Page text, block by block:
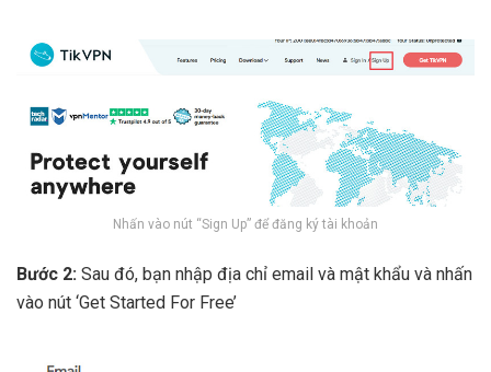
Nhấn vào nút “Sign Up” để đăng ký tài khoản
Bước 2: Sau đó, bạn nhập địa chỉ email và mật khẩu và nhấn
vào nút ‘Get Started For Free’